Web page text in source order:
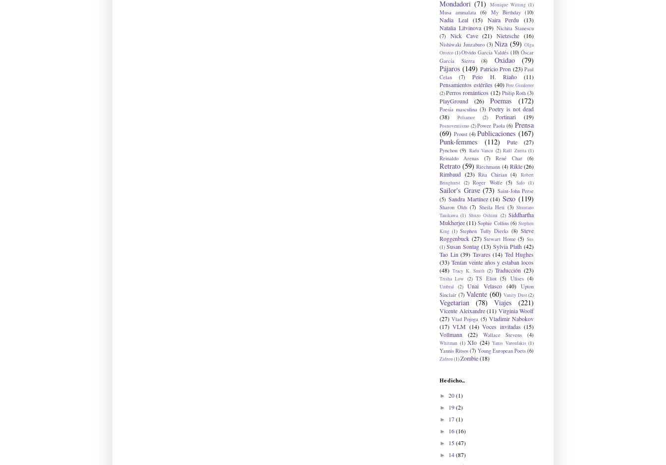
Mondadori (71) Monique Witting (1)
Musa ammalata (6) My Birthday (10)
Nadia Leal (15) Naira Perdu
(13)
Natalia Litvinova (19) Nichita Stanescu
(7)
Nick Cave (21) Nietzsche (16)
Nishiwaki Junzaburo (3) Niza (59) Olga
Orozco (1)Olvido García Valdés (10) Óscar
García Sierra
(8) Oxidao
(79)
Pájaros (149) Patricio Pron (23) Paul
Celan
(7) Peio H. Riaño
(11)
Pensamientos estériles (40) Pere Gimferrer
(2)Perros románticos (12) Philip Roth (3)
PlayGround (26) Poemas (172)
Poesía masculina (3) Poetry is not dead
(38)
Poliamor (2) Portinari (19)
Posnoventismo (2) Power Paola (6) Prensa
(69) Proust (4) Publicaciones (167)
Punk-femmes
(112) Pute (27)
Pynchon (9) Radu Vancu (2) Raúl Zurita (1)
Reinaldo Arenas (7) René Char (6)
Retrato (59) Riechmann (4) Rikle (26)
Rimbaud (23) Rita Chirian (4)
Robert
Bringhurst (2) Roger Wolfe (5) Safo (1)
Sailor's Grave (73) Saint-John Perse
(5) Sandra Martínez (14) Sexo (119)
Sharon Olds (7) Sheila Heti (3) Shuntaro
Tanikawa (1) Shuzo Oshimi (2) Siddhartha
Mukherjee (11) Sophie Collins (6) Stephen
King (1) Stephen Tully Dierks (8) Steve
Roggenbuck (27) Stewart Home (5) Sus
(1) Susan Sontag (13) Sylvia Plath (42)
Tao Lin (39) Tavares (14) Ted Hughes
(33) Tenían veinte años y estaban locos
(48) Tracy K. Smith (2) Traducción (23)
Trisha Low (2) TS Eliot (5) Ulises (4)
Umbral (2) Unai Velasco (40)
Upton
Sinclair (7) Valente (60) Vanity Dust(2)
Vegetarian (78) Viajes (221)
Vicente Aleixandre (11) Virginia Woolf
(27) Vlad Pojoga (5) Vladimir Nabokov
(17) VLM (14) Voces invitadas (15)
Vollmann
(22) Wallace Stevens (4)
Whitman (1) XIo (24) Yanis Varoufakis (1)
Yannis Ritsos (7) Young European Poets (6)
Zidrou(1)Zombie(18)
He dicho...
► 20(1)
► 19(2)
► 17(1)
► 16(16)
► 15(47)
► 14(87)